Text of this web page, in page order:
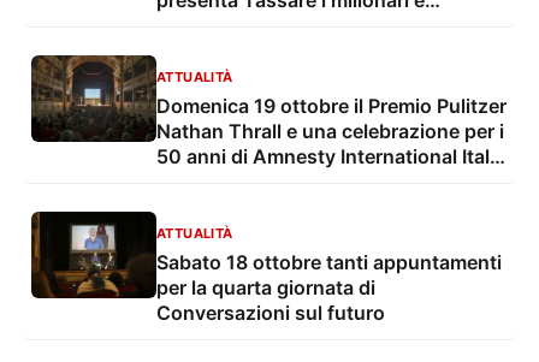
per Nel frattempo – Conversazioni sul
futuro
ATTUALITÀ
Domenica 19 ottobre il Premio Pulitzer
Nathan Thrall e una celebrazione per i
50 anni di Amnesty International Italia
ATTUALITÀ
Sabato 18 ottobre tanti appuntamenti
per la quarta giornata di
Conversazioni sul futuro